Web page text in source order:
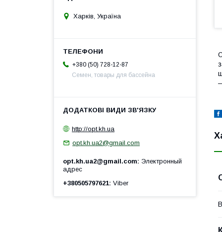
Харків, Україна
+380 (50) 728-12-87
Семен, товары для бассейна
http://opt.kh.ua
opt.kh.ua2@gmail.com
opt.kh.ua2@gmail.com
Электронный
адрес
+380505797621 Viber